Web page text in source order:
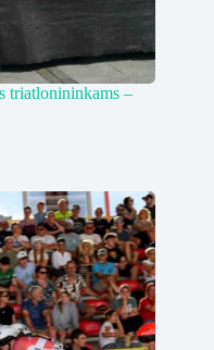
triatlonininkams –